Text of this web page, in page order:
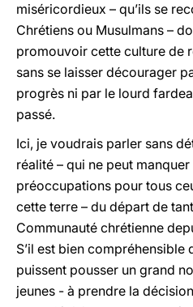
miséricordieux – qu’ils se
Chrétiens ou Musulmans –
promouvoir cette culture de
sans se laisser décourager
progrès ni par le lourd
passé.
Ici, je voudrais parler sans
réalité – qui ne peut
préoccupations pour tous
cette terre – du départ de
Communauté chrétienne
S’il est bien compréhensible
puissent pousser un grand
jeunes - à prendre la